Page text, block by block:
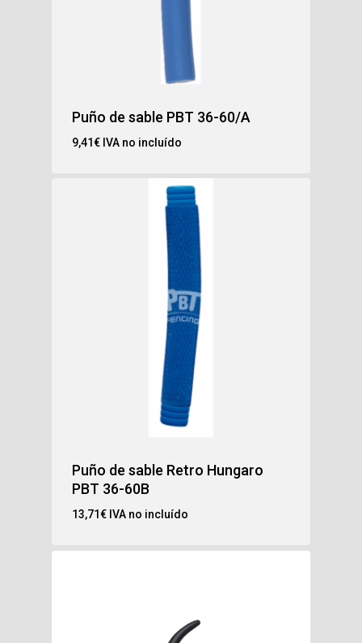
Puño de sable PBT 36-60/A
9,41€ IVA no incluído
Puño de sable Retro Hungaro
PBT 36-60B
13,71€ IVA no incluído